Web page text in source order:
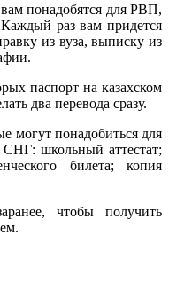
понадобятся для РВП,
раз вам придется
из вуза, выписку из
паспорт на казахском
два перевода сразу.
могут понадобиться для
школьный аттестат;
билета; копия
чтобы получить